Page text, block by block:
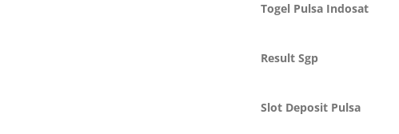
Togel Pulsa Indosat
Result Sgp
Slot Deposit Pulsa